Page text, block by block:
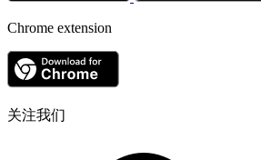
Chrome extension
关注我们